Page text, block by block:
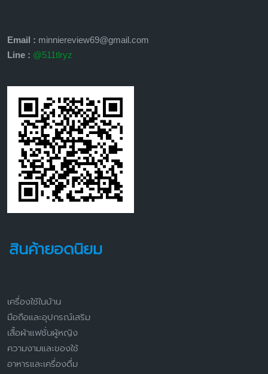
Email : minniereview69@gmail.com
Line : @511tlryz
สินค้ายอดนิยม
เครื่องใช้ในบ้าน
มือถือและอุปกรณ์เสริม
เสื้อผ้าแฟชั่นผู้หญิง
ความงามและของใช้
อาหารและเครื่องดื่ม